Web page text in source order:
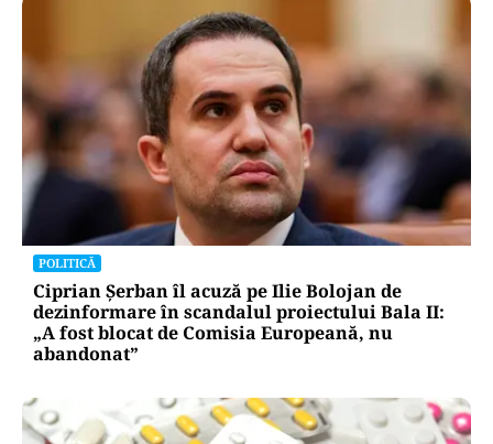
POLITICĂ
Ciprian Șerban îl acuză pe Ilie Bolojan de
dezinformare în scandalul proiectului Bala II:
„A fost blocat de Comisia Europeană, nu
abandonat”